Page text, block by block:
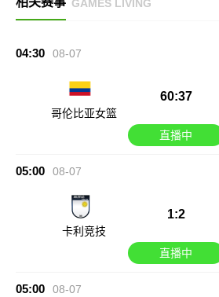
GAMES LIVING
04:30 08-07
哥伦比亚女篮
60:37
直播中
05:00 08-07
卡利竞技
1:2
直播中
05:00 08-07